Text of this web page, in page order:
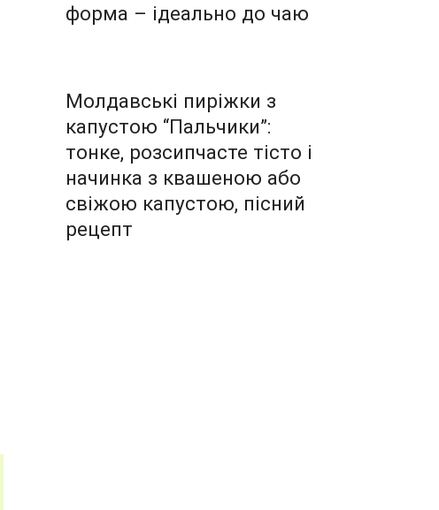
форма – ідеально до чаю
Молдавські пиріжки з
капустою “Пальчики”:
тонке, розсипчасте тісто і
начинка з квашеною або
свіжою капустою, пісний
рецепт